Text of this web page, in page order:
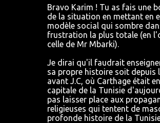
Bravo Karim ! Tu as fais une
de la situation en mettant en
modèle social qui sombre
frustration la plus totale (en
celle de Mr Mbarki).
Je dirai qu'il faudrait
sa propre histoire soit depuis
avant J.C, où Carthage était
capitale de la Tunisie
pas laisser place aux
religieuses qui tentent de
profonde histoire de la